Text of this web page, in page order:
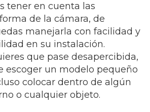
tener en cuenta las
de la cámara, de
manejarla con facilidad y
en su instalación.
que pase desapercibida,
escoger un modelo pequeño
colocar dentro de algún
o cualquier objeto.